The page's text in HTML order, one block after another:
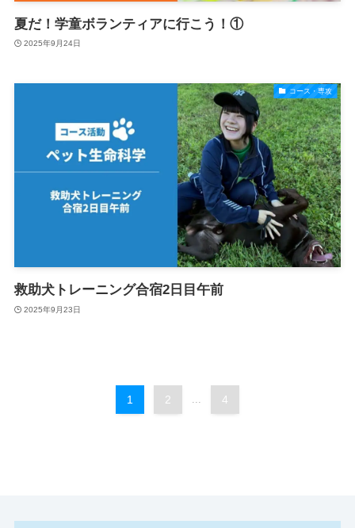
夏だ！学童ボランティアに行こう！①
2025年9月24日
コース・専攻
救助犬トレーニング合宿2日目午前
2025年9月23日
1 2 ... 4